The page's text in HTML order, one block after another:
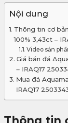
Nội dung
Thông tin cơ
100% 3,43ct –
Video sản
Giá bán đá
– IRAQ17
Mua đá
IRAQ17